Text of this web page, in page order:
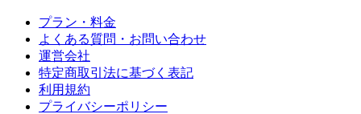
プラン・料金
よくある質問・お問い合わせ
運営会社
特定商取引法に基づく表記
利用規約
プライバシーポリシー